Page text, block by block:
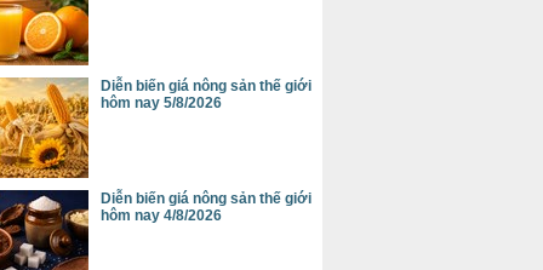
Diễn biến giá nông sản thế giới
hôm nay 5/8/2026
Diễn biến giá nông sản thế giới
hôm nay 4/8/2026